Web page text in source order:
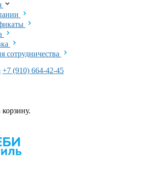
сотрудничества
+7 (910) 664-42-45